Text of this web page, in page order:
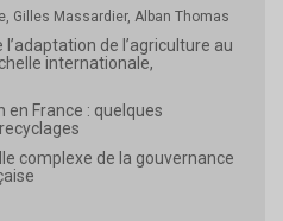
Gilles Massardier, Alban Thomas
de l’agriculture au
internationale,
en France : quelques
complexe de la gouvernance